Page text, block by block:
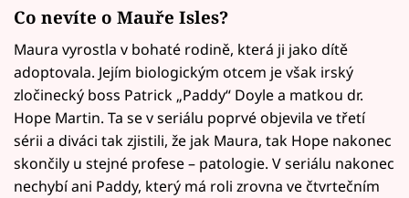
Co nevíte o Mauře Isles?
Maura vyrostla v bohaté rodině, která ji jako dítě
adoptovala. Jejím biologickým otcem je však irský
zločinecký boss Patrick „Paddy“ Doyle a matkou dr.
Hope Martin. Ta se v seriálu poprvé objevila ve třetí
sérii a diváci tak zjistili, že jak Maura, tak Hope nakonec
skončily u stejné profese – patologie. V seriálu nakonec
nechybí ani Paddy, který má roli zrovna ve čtvrtečním